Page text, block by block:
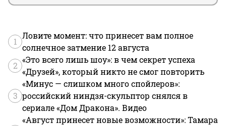
1
Ловите момент: что принесет вам полное
солнечное затмение 12 августа
2
«Это всего лишь шоу»: в чем секрет успеха
«Друзей», который никто не смог повторить
3
«Минус — слишком много спойлеров»:
российский ниндзя-скульптор снялся в
сериале «Дом Дракона». Видео
«Август принесет новые возможности»: Тамара